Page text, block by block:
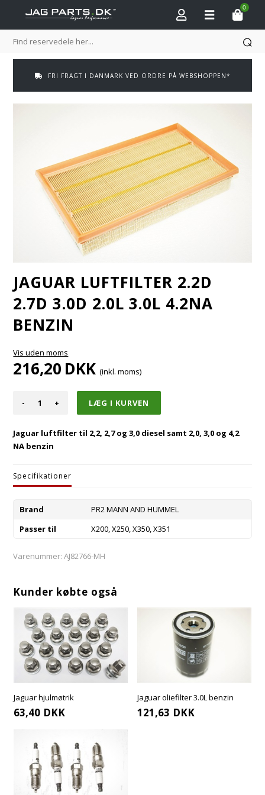
0
FRI FRAGT I DANMARK VED ORDRE PÅ WEBSHOPPEN*
JAGUAR LUFTFILTER 2.2D
2.7D 3.0D 2.0L 3.0L 4.2NA
BENZIN
Vis uden moms
216,20 DKK (inkl. moms)
- +
Jaguar luftfilter til 2,2, 2,7 og 3,0 diesel samt 2,0, 3,0 og 4,2
NA benzin
Specifikationer
Brand
PR2 MANN AND HUMMEL
Passer til
X200, X250, X350, X351
Varenummer:AJ82766-MH
Kunder købte også
Jaguar hjulmøtrik
63,40 DKK
Jaguar oliefilter 3.0L benzin
121,63 DKK